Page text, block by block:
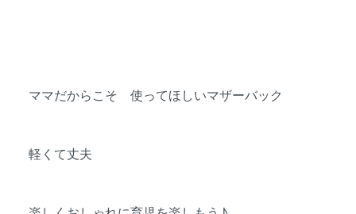
ママだからこそ 使ってほしいマザーバック
軽くて丈夫